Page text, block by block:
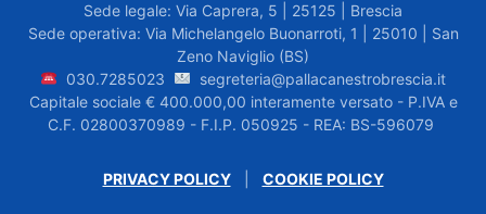
Sede legale: Via Caprera, 5 | 25125 | Brescia
Sede operativa: Via Michelangelo Buonarroti, 1 | 25010 | San
Zeno Naviglio (BS)
030.7285023
segreteria@pallacanestrobrescia.it
Capitale sociale € 400.000,00 interamente versato - P.IVA e
C.F. 02800370989 - F.I.P. 050925 - REA: BS-596079
PRIVACY POLICY| COOKIE POLICY